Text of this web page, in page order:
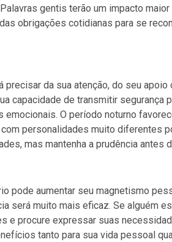
gentis terão um impacto
obrigações cotidianas para se
precisar da sua atenção, do seu
capacidade de transmitir segurança
emocionais. O período noturno
personalidades muito diferentes
mas mantenha a prudência antes
pode aumentar seu magnetismo
será muito mais eficaz. Se alguém
e procure expressar suas
tanto para sua vida pessoal